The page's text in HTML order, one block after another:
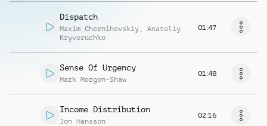
Dispatch
Maxim Chernihovskiy , Anatoliy
Kryvoruchko
01:47
Sense Of Urgency
Mark Morgon-Shaw
01:48
Income Distribution
Jon Hansson
02:16